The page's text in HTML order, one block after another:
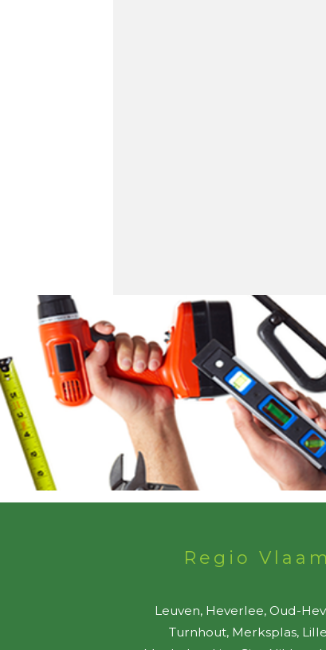
Regio
Leuven, Heverlee, Oud-
Turnhout, Merksplas,